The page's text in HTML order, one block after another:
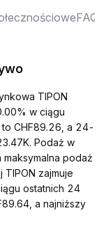
FAQ
TIPON
w ciągu
to CHF89.26, a 24-
Podaż w
podaż
zajmuje
ostatnich 24
a najniższy